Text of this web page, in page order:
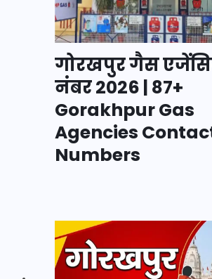
गोरखपुर गैस
नंबर 2026 | 87+
Gorakhpur Gas
Agencies
Numbers